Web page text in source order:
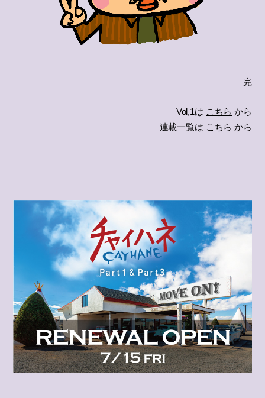
完
Vol,1は こちら から
連載一覧は こちら から